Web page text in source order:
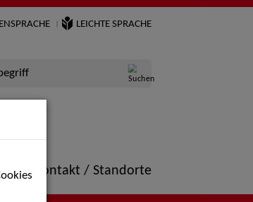
LEICHTE SPRACHE
Kontakt / Standorte